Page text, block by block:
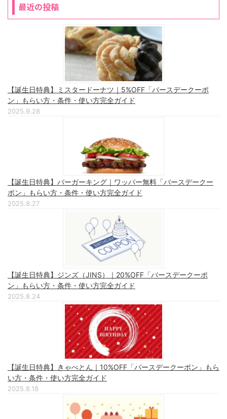
最近の投稿
【誕生日特典】ミスタードーナツ｜5%OFF「バースデークーポ
ン」もらい方・条件・使い方完全ガイド
2025.9.28
【誕生日特典】バーガーキング｜ワッパー無料「バースデークー
ポン」もらい方・条件・使い方完全ガイド
2025.8.27
【誕生日特典】ジンズ（JINS）｜20%OFF「バースデークーポ
ン」もらい方・条件・使い方完全ガイド
2025.8.24
【誕生日特典】きゃべとん｜10%OFF「バースデークーポン」もら
い方・条件・使い方完全ガイド
2025.8.18